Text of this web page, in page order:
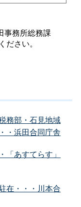
事務所総務課
ださい。
務部・石見地域
・浜田合同庁舎
「あすてらす」
在・・・川本合